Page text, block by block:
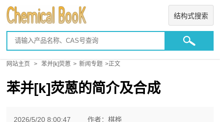
结构式搜索
网站主页 > 苯并[k]荧蒽 > 新闻专题 >正文
苯并[k]荧蒽的简介及合成
2026/5/20 8:00:47 作者：棋桦